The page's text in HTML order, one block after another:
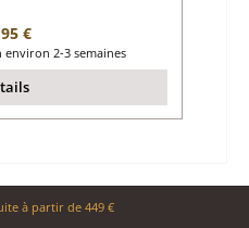
régulier :
€
environ 2-3 semaines
à partir de 449 €